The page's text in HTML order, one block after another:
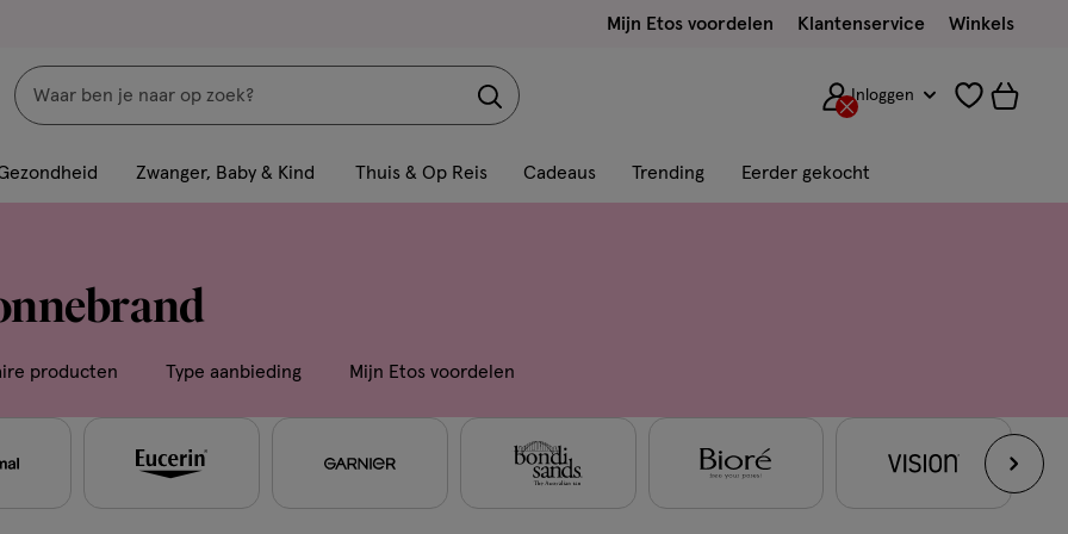
Mijn Etos voordelen Klantenservice Winkels
Zoeken
met
dit
een
volledig
met
geavanceerde
Inloggen
Zwanger, Baby & Kind Thuis & Op Reis Cadeaus Trending Eerder gekocht
producten Type aanbieding Mijn Etos voordelen